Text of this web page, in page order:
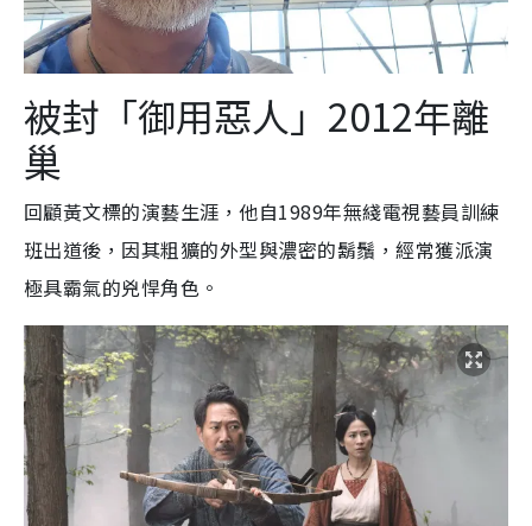
被封「御用惡人」2012年離
巢
回顧黃文標的演藝生涯，他自1989年無綫電視藝員訓練
班出道後，因其粗獷的外型與濃密的鬍鬚，經常獲派演
極具霸氣的兇悍角色。